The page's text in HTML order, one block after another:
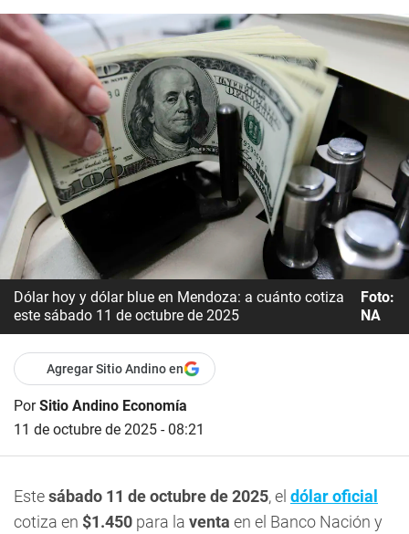
Dólar hoy y dólar blue en Mendoza: a cuánto cotiza
este sábado 11 de octubre de 2025
Foto:
NA
Agregar Sitio Andino en
PorSitio Andino Economía
11 de octubre de 2025 - 08:21
Estesábado 11 de octubre de 2025, el dólar oficial
cotiza en $1.450 para la venta en el Banco Nación y